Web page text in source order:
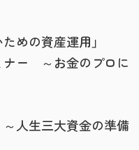
めの資産運用」
ナー ～お金のプロに
人生三大資金の準備